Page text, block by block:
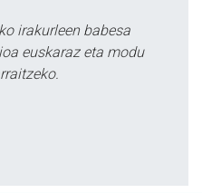
irakurleen babesa
euskaraz eta modu